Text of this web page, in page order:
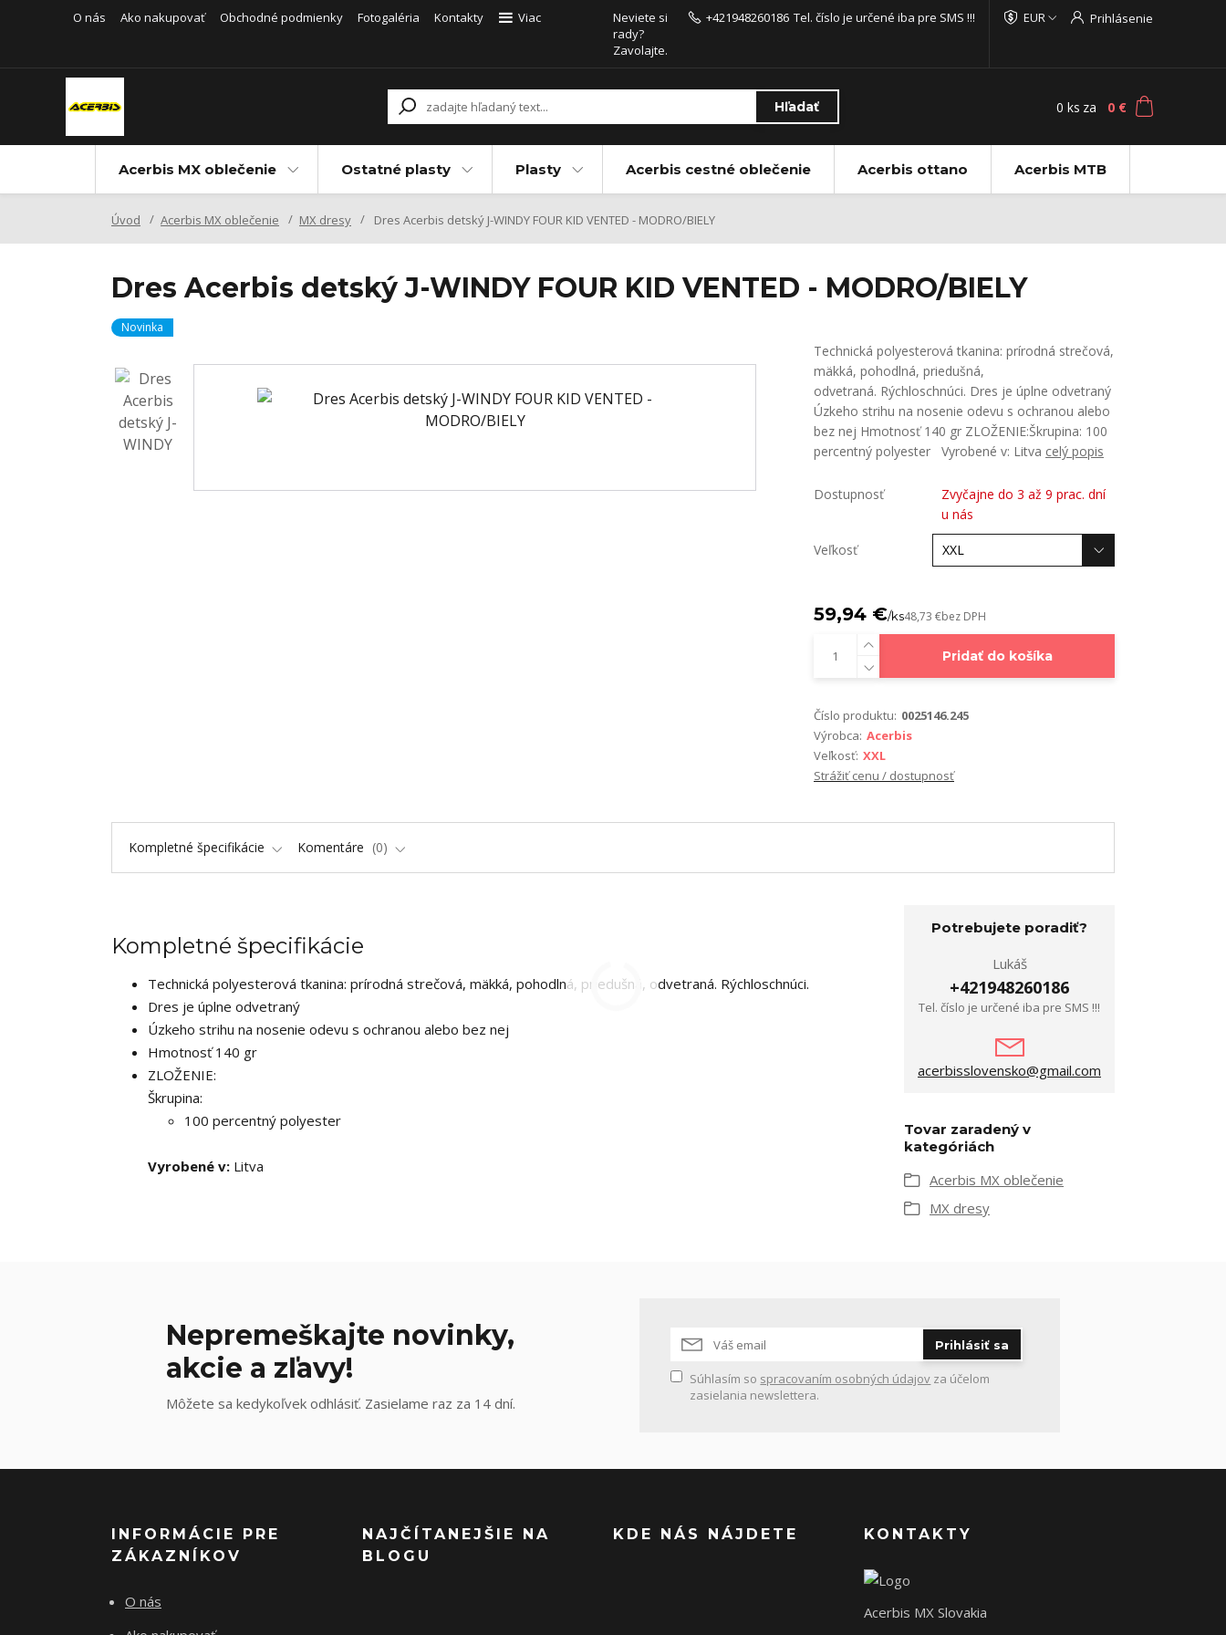
O nás Ako nakupovať Obchodné podmienky Fotogaléria Kontakty Viac EUR Prihlásenie
Hľadať
Neviete si
rady?
Zavolajte.
+421948260186 Tel. číslo je určené iba pre SMS !!!
0 ks za 0 €
Acerbis MX oblečenie Ostatné plasty Plasty Acerbis cestné oblečenie Acerbis ottano Acerbis MTB
Úvod Acerbis MX oblečenie MX dresy Dres Acerbis detský J-WINDY FOUR KID VENTED - MODRO/BIELY
Dres Acerbis detský J-WINDY FOUR KID VENTED - MODRO/BIELY
Novinka
Technická polyesterová tkanina: prírodná strečová,
mäkká, pohodlná, priedušná,
odvetraná. Rýchloschnúci. Dres je úplne odvetraný
Úzkeho strihu na nosenie odevu s ochranou alebo
bez nej Hmotnosť 140 gr ZLOŽENIE:Škrupina: 100
percentný polyester Vyrobené v: Litva celý popis
Dostupnosť
Zvyčajne do 3 až 9 prac. dní
u nás
Veľkosť
59,94 €/ks48,73 €bez DPH
Pridať do košíka
Číslo produktu: 0025146.245
Výrobca: Acerbis
Veľkosť: XXL
Strážiť cenu / dostupnosť
Kompletné špecifikácie Komentáre 0
Kompletné špecifikácie
Technická polyesterová tkanina: prírodná strečová, mäkká, pohodlná, priedušná, odvetraná. Rýchloschnúci.
Dres je úplne odvetraný
Úzkeho strihu na nosenie odevu s ochranou alebo bez nej
Hmotnosť 140 gr
ZLOŽENIE:
Škrupina:
100 percentný polyester
Vyrobené v: Litva
Potrebujete poradiť?
Lukáš
+421948260186
Tel. číslo je určené iba pre SMS !!!
acerbisslovensko@gmail.com
Tovar zaradený v
kategóriách
Acerbis MX oblečenie
MX dresy
Nepremeškajte novinky,
akcie a zľavy!
Môžete sa kedykoľvek odhlásiť. Zasielame raz za 14 dní.
Prihlásiť sa
Súhlasím so spracovaním osobných údajov za účelom
zasielania newslettera.
INFORMÁCIE PRE
ZÁKAZNÍKOV
O nás
NAJČÍTANEJŠIE NA
BLOGU
KDE NÁS NÁJDETE KONTAKTY
Acerbis MX Slovakia